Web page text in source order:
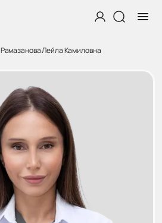
Рамазанова Лейла Камиловна